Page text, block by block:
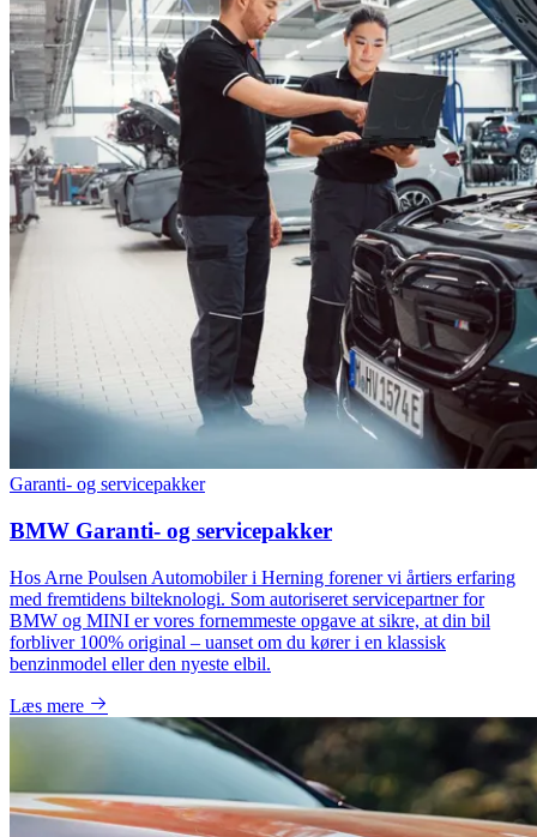
Garanti- og servicepakker
BMW Garanti- og servicepakker
Hos Arne Poulsen Automobiler i Herning forener vi årtiers erfaring
med fremtidens bilteknologi. Som autoriseret servicepartner for
BMW og MINI er vores fornemmeste opgave at sikre, at din bil
forbliver 100% original – uanset om du kører i en klassisk
benzinmodel eller den nyeste elbil.
Læs mere